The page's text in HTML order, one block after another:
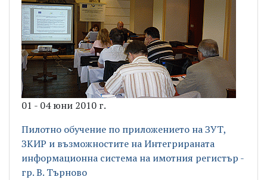
01 - 04 юни 2010 г.
Пилотно обучение по приложението на ЗУТ,
ЗКИР и възможностите на Интегрираната
информационна система на имотния регистър -
гр. В. Търново